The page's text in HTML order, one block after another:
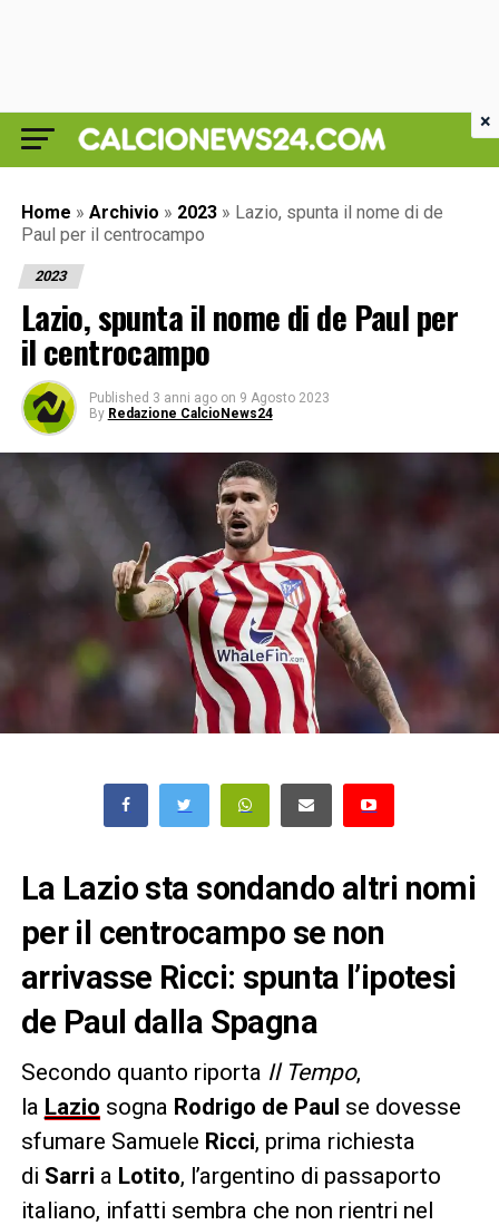
Home » Archivio » 2023 » Lazio, spunta il nome di de
Paul per il centrocampo
2023
Lazio, spunta il nome di de Paul per
il centrocampo
Published 3 anni ago on 9 Agosto 2023
By Redazione CalcioNews24
La Lazio sta sondando altri nomi
per il centrocampo se non
arrivasse Ricci: spunta l’ipotesi
de Paul dalla Spagna
Secondo quanto riporta Il Tempo,
la Lazio sogna Rodrigo de Paul se dovesse
sfumare Samuele Ricci, prima richiesta
di Sarri a Lotito, l’argentino di passaporto
italiano, infatti sembra che non rientri nel
×